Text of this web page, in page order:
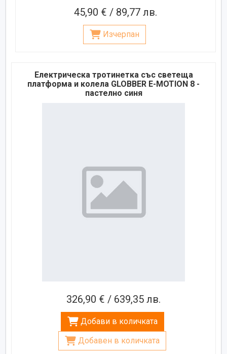
45,90 € / 89,77 лв.
Изчерпан
Електрическа тротинетка със светеща
платформа и колела GLOBBER E-MOTION 8 -
пастелно синя
326,90 € / 639,35 лв.
Добави в количката
Добавен в количката